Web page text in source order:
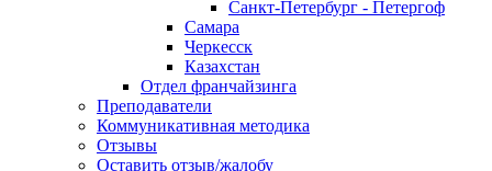
Санкт-Петербург - Петергоф
Самара
Черкесск
Казахстан
Отдел франчайзинга
Преподаватели
Коммуникативная методика
Отзывы
Оставить отзыв/жалобу